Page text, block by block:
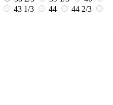
43 1/3 44
44 2/3